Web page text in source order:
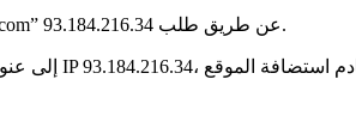
: يستخدم جهاز الكمبيوتر الخاص بك (المضيف) عنوان IP الخاص به للتواصل مع الخادم الذي يستضيف “example.com” عن طريق طلب 93.184.216.34.